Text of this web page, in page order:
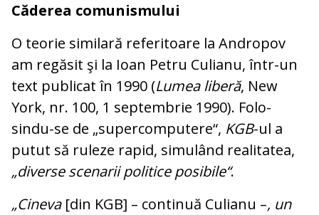
Căderea comunismului
O teorie similară referitoare la Andropov
am regăsit şi la Ioan Petru Culianu, într-un
text publicat în 1990 (Lumea liberă, New
York, nr. 100, 1 septembrie 1990). Fo­lo­
sindu-se de „supercomputere“, KGB-ul a
putut să ruleze rapid, simulând realitatea,
„diverse scenarii politice posibile“.
„Cineva[din KGB] – continuă Culianu –, un